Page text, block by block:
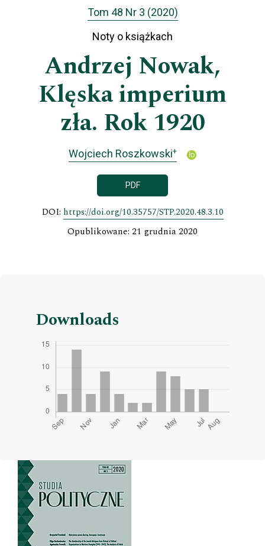
Tom 48 Nr 3 (2020)
Noty o książkach
Andrzej Nowak,
Klęska imperium
zła. Rok 1920
Wojciech Roszkowski+
PDF
DOI: https://doi.org/10.35757/STP.2020.48.3.10
Opublikowane: 21 grudnia 2020
Downloads
Cover image